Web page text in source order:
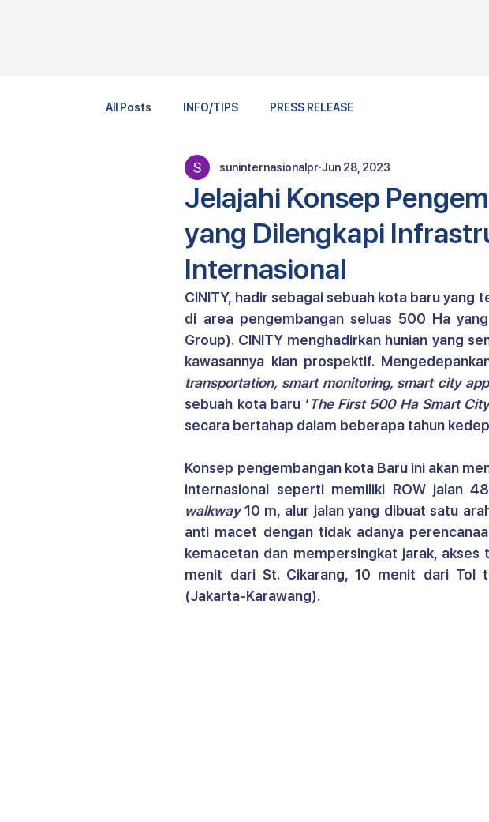
All Posts INFO/TIPS PRESS RELEASE
Jelajahi Konsep
yang Dilengkapi
Internasional
suninternasionalpr Jun 28, 2023
CINITY, hadir sebagai sebuah kota baru yang
di area pengembangan seluas 500 Ha
Group). CINITY menghadirkan hunian yang
kawasannya kian prospektif.
transportation, smart monitoring, smart city
sebuah kota baru ‘The First 500 Ha Smart
secara bertahap dalam beberapa tahun
Konsep pengembangan kota Baru ini akan
internasional seperti memiliki ROW jalan
walkway 10 m, alur jalan yang dibuat satu
anti macet dengan tidak adanya
kemacetan dan mempersingkat jarak,
menit dari St. Cikarang, 10 menit dari Tol
(Jakarta-Karawang).